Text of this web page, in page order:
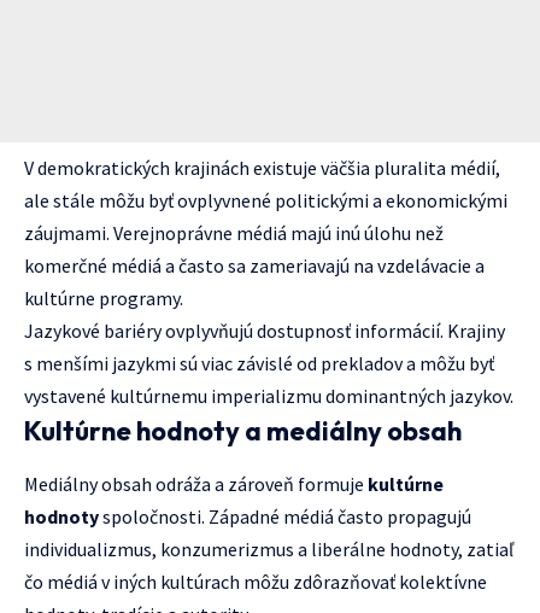
V demokratických krajinách existuje väčšia pluralita médií,
ale stále môžu byť ovplyvnené politickými a ekonomickými
záujmami. Verejnoprávne médiá majú inú úlohu než
komerčné médiá a často sa zameriavajú na vzdelávacie a
kultúrne programy.
Jazykové bariéry ovplyvňujú dostupnosť informácií. Krajiny
s menšími jazykmi sú viac závislé od prekladov a môžu byť
vystavené kultúrnemu imperializmu dominantných jazykov.
Kultúrne hodnoty a mediálny obsah
Mediálny obsah odráža a zároveň formuje kultúrne
hodnotyspoločnosti. Západné médiá často propagujú
individualizmus, konzumerizmus a liberálne hodnoty, zatiaľ
čo médiá v iných kultúrach môžu zdôrazňovať kolektívne